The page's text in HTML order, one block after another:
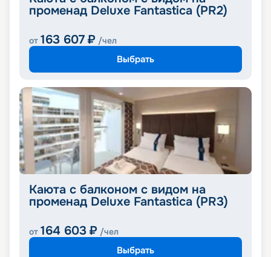
променад Deluxe Fantastica (PR2)
от 163 607 ₽ /чел
Выбрать
Каюта с балконом с видом на
променад Deluxe Fantastica (PR3)
от 164 603 ₽ /чел
Выбрать